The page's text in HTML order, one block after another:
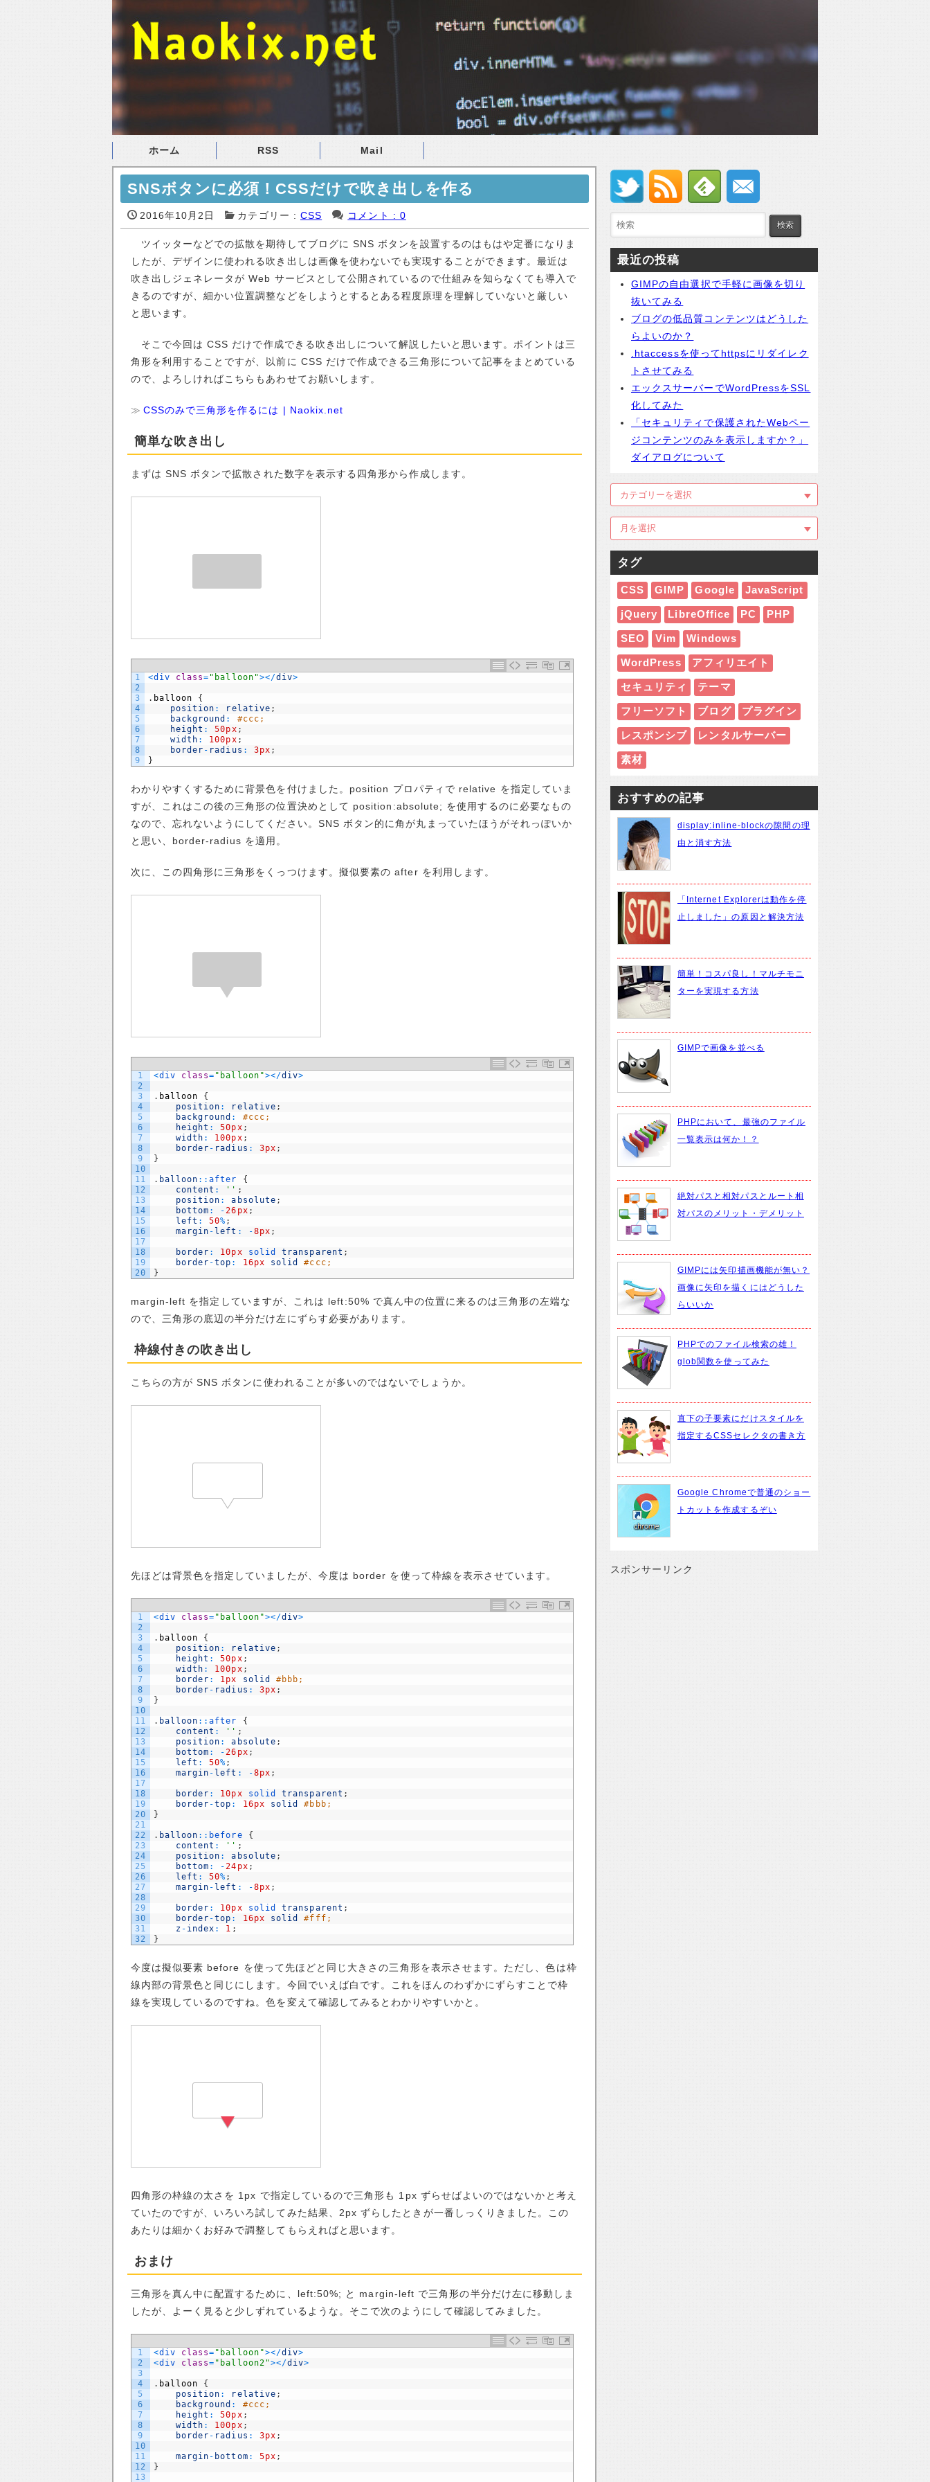
ホーム RSS Mail
SNSボタンに必須！CSSだけで吹き出しを作る
2016年10月2日 カテゴリー : CSS コメント : 0
ツイッターなどでの拡散を期待してブログに SNS ボタンを設置するのはもはや定番になりま
したが、デザインに使われる吹き出しは画像を使わないでも実現することができます。最近は
吹き出しジェネレータが Web サービスとして公開されているので仕組みを知らなくても導入で
きるのですが、細かい位置調整などをしようとするとある程度原理を理解していないと厳しい
と思います。
そこで今回は CSS だけで作成できる吹き出しについて解説したいと思います。ポイントは三
角形を利用することですが、以前に CSS だけで作成できる三角形について記事をまとめている
ので、よろしければこちらもあわせてお願いします。
CSSのみで三角形を作るには | Naokix.net
簡単な吹き出し
まずは SNS ボタンで拡散された数字を表示する四角形から作成します。
1
2
3
4
5
6
7
8
9
<div class= "balloon"></div>
. balloon
{
position : relative ;
background :
#ccc;
height : 50px ;
width : 100px ;
border - radius : 3px ;
}
わかりやすくするために背景色を付けました。position プロパティで relative を指定していま
すが、これはこの後の三角形の位置決めとして position:absolute; を使用するのに必要なもの
なので、忘れないようにしてください。SNS ボタン的に角が丸まっていたほうがそれっぽいか
と思い、border-radius を適用。
次に、この四角形に三角形をくっつけます。擬似要素の after を利用します。
1
2
3
4
5
6
7
8
9
10
11
12
13
14
15
16
17
18
19
20
<div class= "balloon"></div>
. balloon
{
position : relative ;
background :
#ccc;
height : 50px ;
width : 100px ;
border - radius : 3px ;
}
. balloon ::after
{
content : '' ;
position : absolute ;
bottom : - 26px ;
left : 50% ;
margin - left : -8px ;
border : 10px solid transparent ;
border -top : 16px solid
#ccc;
}
margin-left を指定していますが、これは left:50% で真ん中の位置に来るのは三角形の左端な
ので、三角形の底辺の半分だけ左にずらす必要があります。
枠線付きの吹き出し
こちらの方が SNS ボタンに使われることが多いのではないでしょうか。
先ほどは背景色を指定していましたが、今度は border を使って枠線を表示させています。
1
2
3
4
5
6
7
8
9
10
11
12
13
14
15
16
17
18
19
20
21
22
23
24
25
26
27
28
29
30
31
32
<div class= "balloon"></div>
. balloon
{
position : relative ;
height : 50px ;
width : 100px ;
border : 1px solid
#bbb;
border - radius : 3px ;
}
. balloon ::after
{
content : '' ;
position : absolute ;
bottom : - 26px ;
left : 50% ;
margin - left : -8px ;
border : 10px solid transparent ;
border -top : 16px solid
#bbb;
}
. balloon :: before
{
content : '' ;
position : absolute ;
bottom : - 24px ;
left : 50% ;
margin - left : -8px ;
border : 10px solid transparent ;
border -top : 16px solid
#fff;
z - index : 1 ;
}
今度は擬似要素 before を使って先ほどと同じ大きさの三角形を表示させます。ただし、色は枠
線内部の背景色と同じにします。今回でいえば白です。これをほんのわずかにずらすことで枠
線を実現しているのですね。色を変えて確認してみるとわかりやすいかと。
四角形の枠線の太さを 1px で指定しているので三角形も 1px ずらせばよいのではないかと考え
ていたのですが、いろいろ試してみた結果、2px ずらしたときが一番しっくりきました。この
あたりは細かくお好みで調整してもらえればと思います。
おまけ
三角形を真ん中に配置するために、left:50%; と margin-left で三角形の半分だけ左に移動しま
したが、よーく見ると少しずれているような。そこで次のようにして確認してみました。
1
2
3
4
5
6
7
8
9
10
11
12
13
<div class= "balloon"></div>
<div class= "balloon2"></div>
. balloon
{
position : relative ;
background :
#ccc;
height : 50px ;
width : 100px ;
border - radius : 3px ;
margin - bottom : 5px ;
}
最近の投稿
GIMPの自由選択で手軽に画像を切り
抜いてみる
ブログの低品質コンテンツはどうした
らよいのか？
.htaccessを使ってhttpsにリダイレク
トさせてみる
エックスサーバーでWordPressをSSL
化してみた
「セキュリティで保護されたWebペー
ジコンテンツのみを表示しますか？」
ダイアログについて
タグ
CSS GIMP Google JavaScript
jQuery LibreOffice PC PHP
SEO Vim Windows
WordPress アフィリエイト
セキュリティ テーマ
フリーソフト ブログ プラグイン
レスポンシブ レンタルサーバー
素材
おすすめの記事
display:inline-blockの隙間の理
由と消す方法
「Internet Explorerは動作を停
止しました」の原因と解決方法
簡単！コスパ良し！マルチモニ
ターを実現する方法
GIMPで画像を並べる
PHPにおいて、最強のファイル
一覧表示は何か！？
絶対パスと相対パスとルート相
対パスのメリット・デメリット
GIMPには矢印描画機能が無い？
画像に矢印を描くにはどうした
らいいか
PHPでのファイル検索の雄！
glob関数を使ってみた
直下の子要素にだけスタイルを
指定するCSSセレクタの書き方
Google Chromeで普通のショー
トカットを作成するぞい
スポンサーリンク